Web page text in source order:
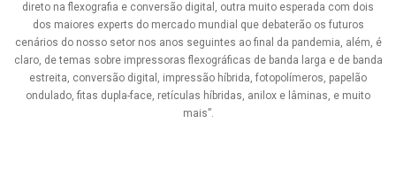
direto na flexografia e conversão digital, outra muito esperada com dois
dos maiores experts do mercado mundial que debaterão os futuros
cenários do nosso setor nos anos seguintes ao final da pandemia, além, é
claro, de temas sobre impressoras flexográficas de banda larga e de banda
estreita, conversão digital, impressão híbrida, fotopolímeros, papelão
ondulado, fitas dupla-face, retículas híbridas, anilox e lâminas, e muito
mais”.